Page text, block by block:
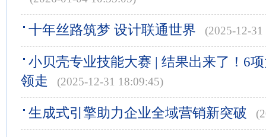
十年丝路筑梦 设计联通世界 (2025-12-
小贝壳专业技能大赛 | 结果出来了！6
领走
(2025-12-31 18:09:45)
生成式引擎助力企业全域营销新突破